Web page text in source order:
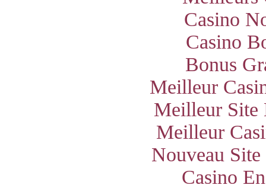
Casino
Casino
Bonus
Meilleur
Meilleur Site
Meilleur
Nouveau
Casino